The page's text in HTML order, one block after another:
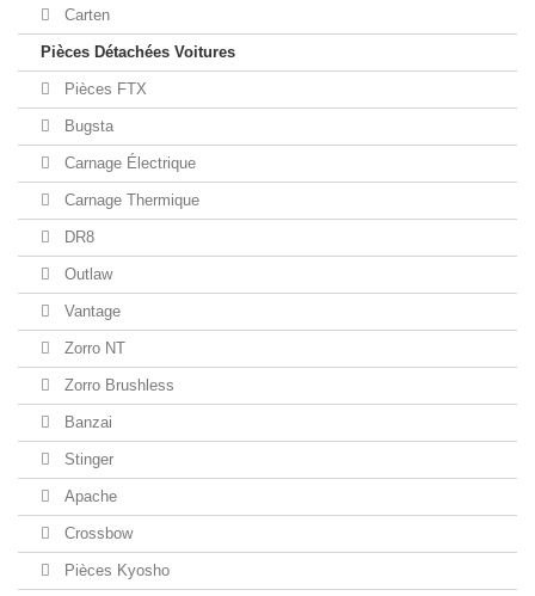
Carten
Pièces Détachées Voitures
Pièces FTX
Bugsta
Carnage Électrique
Carnage Thermique
DR8
Outlaw
Vantage
Zorro NT
Zorro Brushless
Banzai
Stinger
Apache
Crossbow
Pièces Kyosho